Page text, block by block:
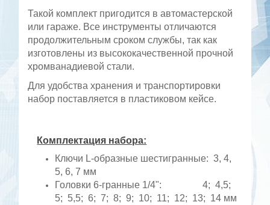
Такой комплект пригодится в автомастерской
или гараже. Все инструменты отличаются
продолжительным сроком службы, так как
изготовлены из высококачественной прочной
хромванадиевой стали.
Для удобства хранения и транспортировки
набор поставляется в пластиковом кейсе.
Комплектация набора:
Ключи L-образные шестигранные: 3, 4,
5, 6, 7 мм
Головки 6-гранные 1/4": 4; 4,5;
5; 5,5; 6; 7; 8; 9; 10; 11; 12; 13; 14 мм